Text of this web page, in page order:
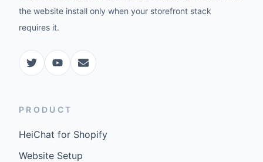
the website install only when your storefront stack
requires it.
PRODUCT
HeiChat for Shopify
Website Setup